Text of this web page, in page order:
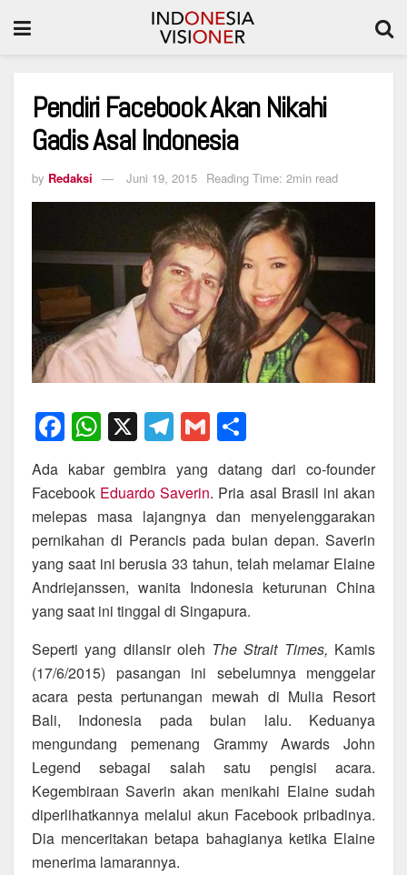
Pendiri Facebook Akan Nikahi
Gadis Asal Indonesia
by Redaksi Juni 19, 2015 Reading Time: 2min read
F
a
c
e
b
o
o
k
W
h
at
s
A
p
p
X T
el
e
gr
a
m
G
m
ail
h
ar
e
Ada kabar gembira yang datang dari co-founder
Facebook Eduardo Saverin. Pria asal Brasil ini akan
melepas masa lajangnya dan menyelenggarakan
pernikahan di Perancis pada bulan depan. Saverin
yang saat ini berusia 33 tahun, telah melamar Elaine
Andriejanssen, wanita Indonesia keturunan China
yang saat ini tinggal di Singapura.
Seperti yang dilansir oleh The Strait Times, Kamis
(17/6/2015) pasangan ini sebelumnya menggelar
acara pesta pertunangan mewah di Mulia Resort
Bali, Indonesia pada bulan lalu. Keduanya
mengundang pemenang Grammy Awards John
Legend sebagai salah satu pengisi acara.
Kegembiraan Saverin akan menikahi Elaine sudah
diperlihatkannya melalui akun Facebook pribadinya.
Dia menceritakan betapa bahagianya ketika Elaine
menerima lamarannya.